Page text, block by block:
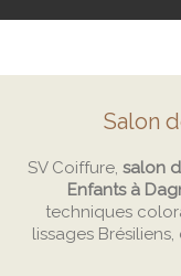
Salon
SV Coiffure, salon
Enfants à
techniques
lissages